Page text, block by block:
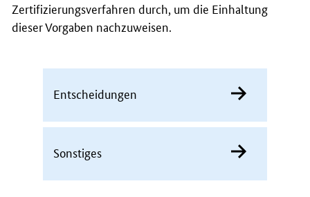
Zertifizierungsverfahren durch, um die Einhaltung
dieser Vorgaben nachzuweisen.
Entscheidungen
Sonstiges